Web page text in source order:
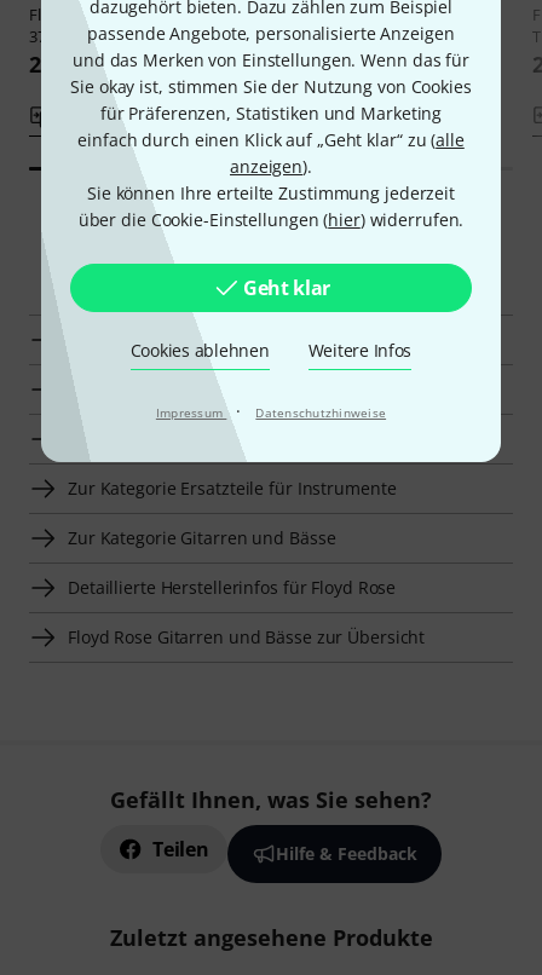
dazugehört bieten. Dazu zählen zum Beispiel
passende Angebote, personalisierte Anzeigen
und das Merken von Einstellungen. Wenn das für
Sie okay ist, stimmen Sie der Nutzung von Cookies
für Präferenzen, Statistiken und Marketing
einfach durch einen Klick auf „Geht klar“ zu (alle
anzeigen).
Sie können Ihre erteilte Zustimmung jederzeit
über die Cookie-Einstellungen (hier) widerrufen.
Geht klar
Cookies ablehnen Weitere Infos
Impressum · Datenschutzhinweise
Floyd RoseFat Brass Block
37mm
21,70 CHF
Vergleichen
Floyd RosePush-In Style
Tremolo Arm BL
25 CHF
Vergleichen
Smart Navigator
Floyd Rose Zubehör für Tremolos zur Übersicht
Zur Kategorie Zubehör für Tremolos
Zur Kategorie Tremolos
Zur Kategorie Ersatzteile für Instrumente
Zur Kategorie Gitarren und Bässe
Detaillierte Herstellerinfos für Floyd Rose
Floyd Rose Gitarren und Bässe zur Übersicht
Gefällt Ihnen, was Sie sehen?
Teilen Hilfe & Feedback
Zuletzt angesehene Produkte